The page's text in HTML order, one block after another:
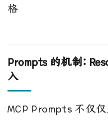
格
Prompts 的机制：
入
MCP Prompts 不仅